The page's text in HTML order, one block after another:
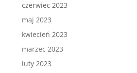
czerwiec 2023
maj 2023
kwiecień 2023
marzec 2023
luty 2023